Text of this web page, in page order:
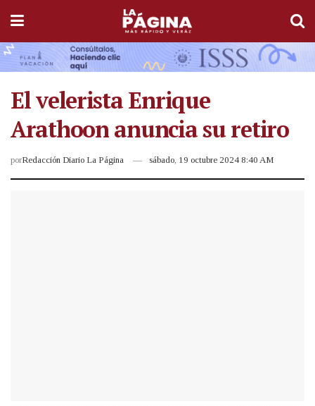
El velerista Enrique
Arathoon anuncia su retiro
porRedacción Diario La Página sábado, 19 octubre 2024 8:40 AM